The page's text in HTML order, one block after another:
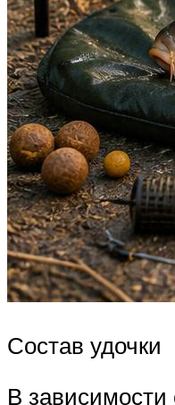
Состав удочки
В зависимости